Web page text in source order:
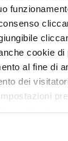
cookie di
al fine di
dei